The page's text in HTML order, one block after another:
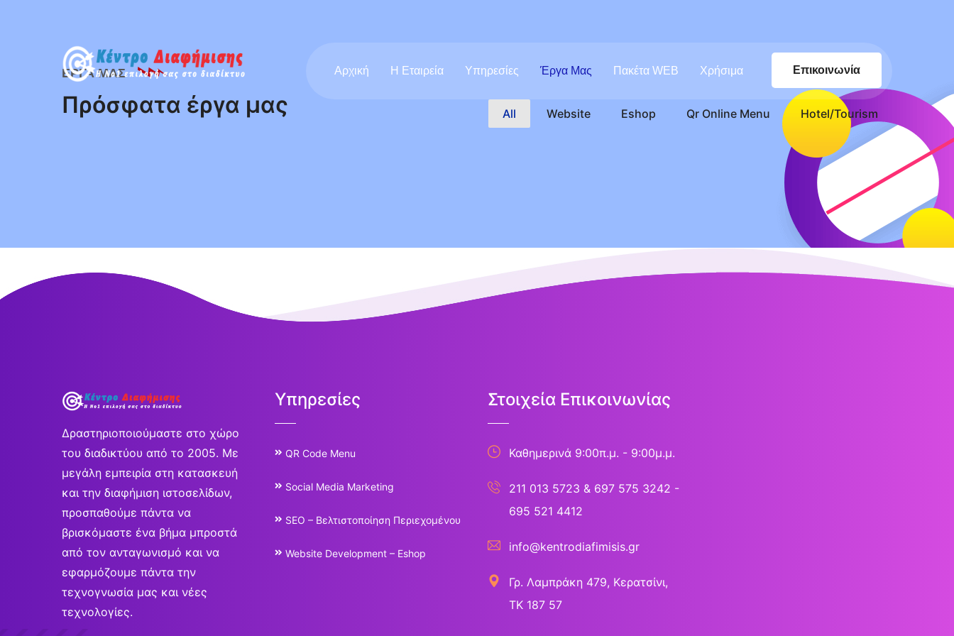
Αρχική Η Εταιρεία Υπηρεσίες Έργα Μας Πακέτα WEB Χρήσιμα Επικοινωνία
ΕΡΓΑ ΜΑΣ
Πρόσφατα έργα μας All Website Eshop Qr Online Menu Hotel/Tourism
Δραστηριοποιούμαστε στο χώρο
του διαδικτύου από το 2005. Με
μεγάλη εμπειρία στη κατασκευή
και την διαφήμιση ιστοσελίδων,
προσπαθούμε πάντα να
βρισκόμαστε ένα βήμα μπροστά
από τον ανταγωνισμό και να
εφαρμόζουμε πάντα την
τεχνογνωσία μας και νέες
τεχνολογίες.
Υπηρεσίες
QR Code Menu
Social Media Marketing
SEO – Βελτιστοποίηση Περιεχομένου
Website Development – Eshop
Στοιχεία Επικοινωνίας
Καθημερινά 9:00π.μ. - 9:00μ.μ.
211 013 5723 & 697 575 3242 -
695 521 4412
info@kentrodiafimisis.gr
Γρ. Λαμπράκη 479, Κερατσίνι,
ΤΚ 187 57